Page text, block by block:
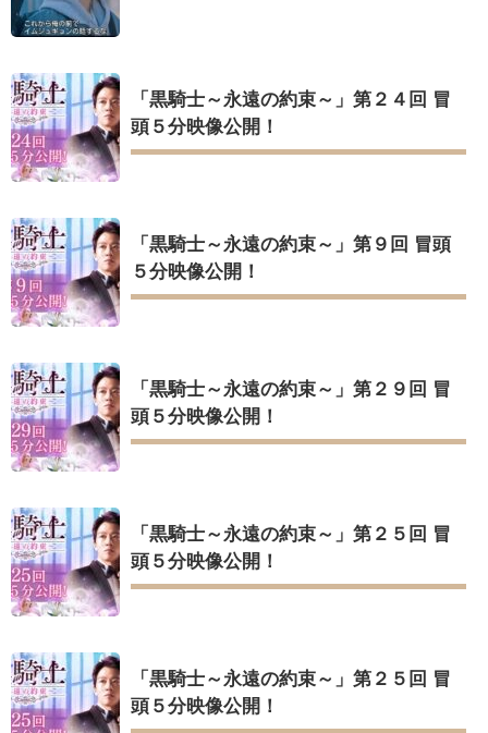
「黒騎士～永遠の約束～」第２４回 冒
頭５分映像公開！
「黒騎士～永遠の約束～」第９回 冒頭
５分映像公開！
「黒騎士～永遠の約束～」第２９回 冒
頭５分映像公開！
「黒騎士～永遠の約束～」第２５回 冒
頭５分映像公開！
「黒騎士～永遠の約束～」第２５回 冒
頭５分映像公開！